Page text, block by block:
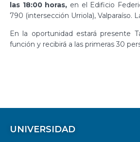
las 18:00 horas, en el Edificio
790 (intersección Urriola), Valparaíso.
En la oportunidad estará presente
función y recibirá a las primeras 30
UNIVERSIDAD